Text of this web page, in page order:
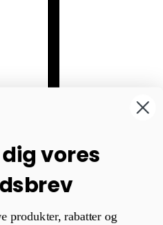
vores
produkter, rabatter og